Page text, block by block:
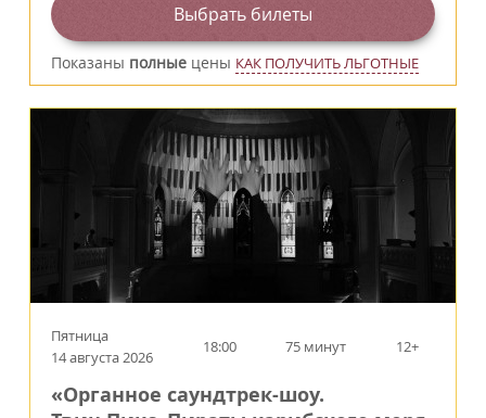
Выбрать билеты
Показаны полные цены КАК ПОЛУЧИТЬ ЛЬГОТНЫЕ
Пятница
14 августа 2026
18:00 75 минут 12+
«Органное саундтрек-шоу.